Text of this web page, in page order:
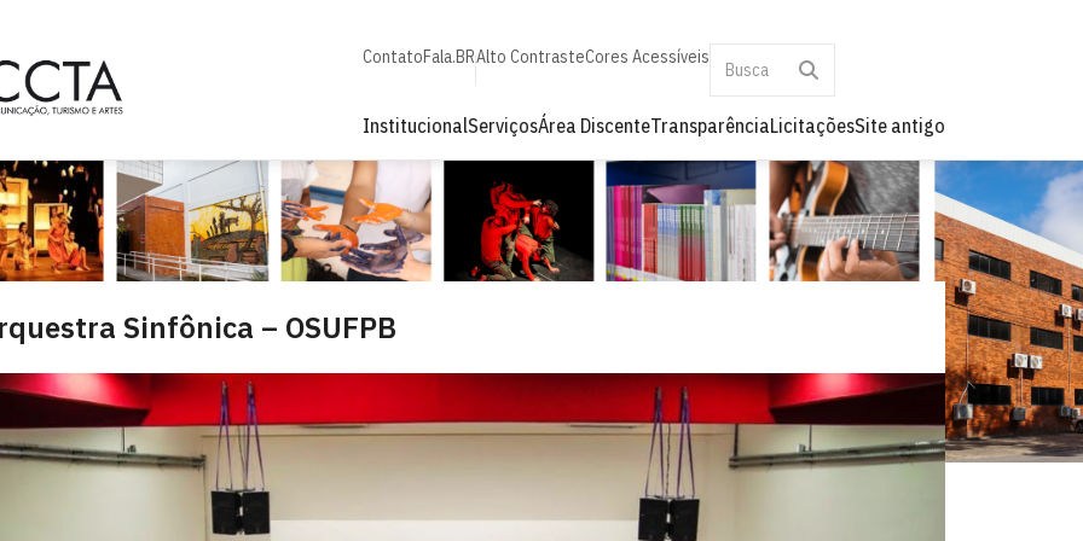
ContatoFala.BRAlto ContrasteCores Acessíveis
InstitucionalServiçosÁrea DiscenteTransparênciaLicitaçõesSite antigo
Sinfônica – OSUFPB